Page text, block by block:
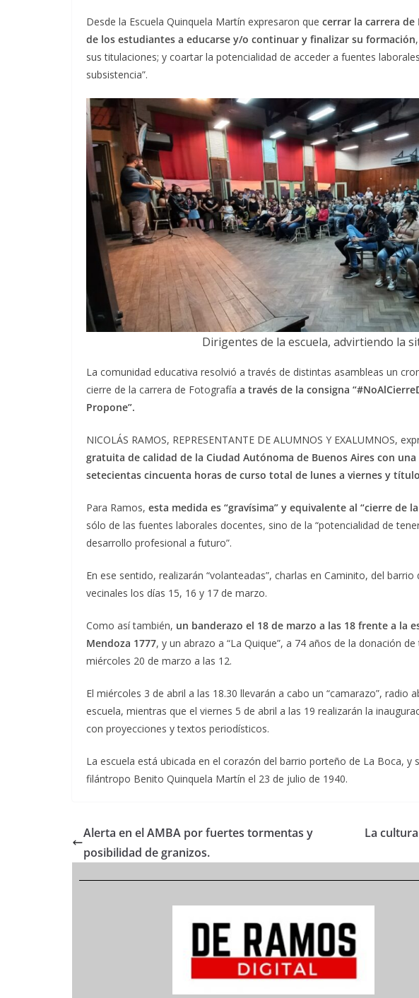
Desde la Escuela Quinquela Martín expresaron que cerrar la carrera de
de los estudiantes a educarse y/o continuar y finalizar su formación
sus titulaciones; y coartar la potencialidad de acceder a fuentes
subsistencia”.
Dirigentes de la escuela, advirtiendo la
La comunidad educativa resolvió a través de distintas asambleas un
cierre de la carrera de Fotografía a través de la consigna
Propone”.
NICOLÁS RAMOS, REPRESENTANTE DE ALUMNOS Y EXALUMNOS,
gratuita de calidad de la Ciudad Autónoma de Buenos Aires con
setecientas cincuenta horas de curso total de lunes a viernes y
Para Ramos, esta medida es “gravísima” y equivalente al “cierre de
sólo de las fuentes laborales docentes, sino de la “potencialidad de
desarrollo profesional a futuro”.
En ese sentido, realizarán “volanteadas”, charlas en Caminito, del
vecinales los días 15, 16 y 17 de marzo.
Como así también, un banderazo el 18 de marzo a las 18 frente a la
Mendoza 1777, y un abrazo a “La Quique”, a 74 años de la donación
miércoles 20 de marzo a las 12.
El miércoles 3 de abril a las 18.30 llevarán a cabo un “camarazo”,
escuela, mientras que el viernes 5 de abril a las 19 realizarán la
con proyecciones y textos periodísticos.
La escuela está ubicada en el corazón del barrio porteño de La Boca,
filántropo Benito Quinquela Martín el 23 de julio de 1940.
Alerta en el AMBA por fuertes tormentas y
posibilidad de granizos.
La